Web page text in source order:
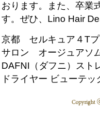
おります。また、卒業
す。ぜひ、Lino Hair
京都 セルキュア４T
サロン オージュアソ
DAFNI（ダフニ）スト
ドライヤー ビューテ